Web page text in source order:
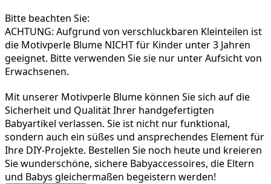
Bitte beachten Sie:
ACHTUNG: Aufgrund von verschluckbaren Kleinteilen ist
die Motivperle Blume NICHT für Kinder unter 3 Jahren
geeignet. Bitte verwenden Sie sie nur unter Aufsicht von
Erwachsenen.
Mit unserer Motivperle Blume können Sie sich auf die
Sicherheit und Qualität Ihrer handgefertigten
Babyartikel verlassen. Sie ist nicht nur funktional,
sondern auch ein süßes und ansprechendes Element für
Ihre DIY-Projekte. Bestellen Sie noch heute und kreieren
Sie wunderschöne, sichere Babyaccessoires, die Eltern
und Babys gleichermaßen begeistern werden!